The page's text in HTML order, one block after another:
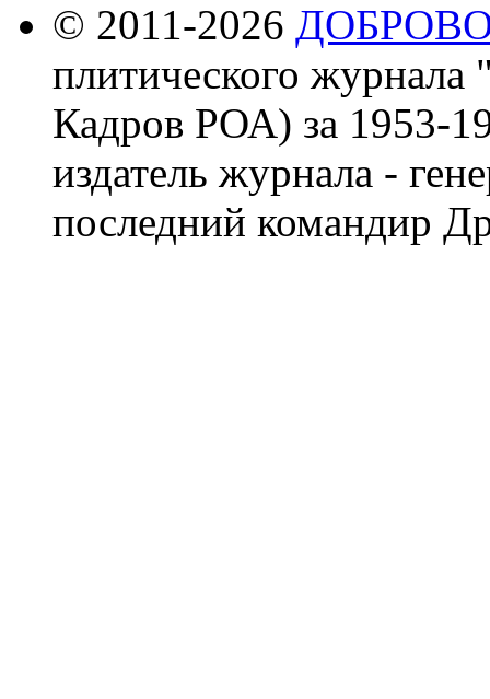
© 2011-2026
плитического
Кадров РОА) за 1953-
издатель журнала -
последний командир